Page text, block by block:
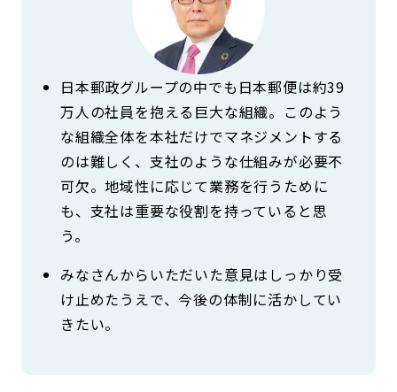
日本郵政グループの中でも日本郵便は約39
万人の社員を抱える巨大な組織。このよう
な組織全体を本社だけでマネジメントする
のは難しく、支社のような仕組みが必要不
可欠。地域性に応じて業務を行うために
も、支社は重要な役割を持っていると思
う。
みなさんからいただいた意見はしっかり受
け止めたうえで、今後の体制に活かしてい
きたい。